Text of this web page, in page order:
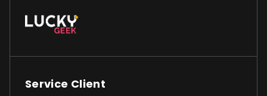
Service Client